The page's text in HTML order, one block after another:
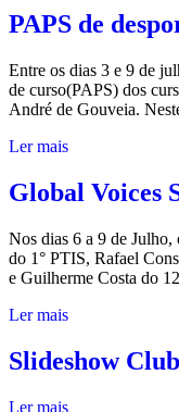
PAPS de
Entre os dias 3 e 9 de
de curso(PAPS) dos
André de Gouveia.
Ler mais
Global Voices
Nos dias 6 a 9 de
do 1° PTIS, Rafael
e Guilherme Costa do
Ler mais
Slideshow
Ler mais